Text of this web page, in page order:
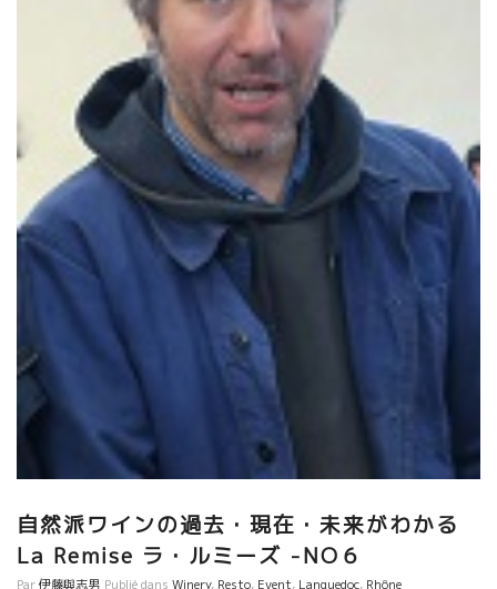
自然派ワインの過去・現在・未来がわかる
La Remise ラ・ルミーズ -NO６
Par伊藤與志男 Publié dans Winery, Resto, Event, Languedoc, Rhône